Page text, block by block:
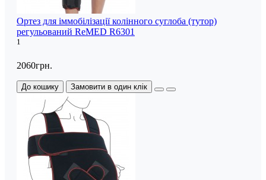
Ортез для іммобілізації колінного суглоба (тутор)
регульований ReMED R6301
1
2060грн.
До кошику Замовити в один клік